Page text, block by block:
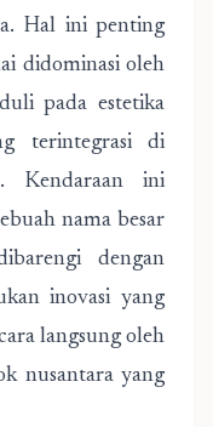
Hal ini penting
didominasi oleh
pada estetika
terintegrasi di
Kendaraan ini
nama besar
dengan
inovasi yang
langsung oleh
nusantara yang